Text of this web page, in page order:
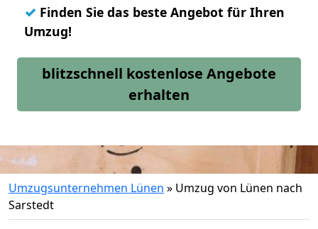
✓ Finden Sie das beste Angebot für Ihren
Umzug!
blitzschnell kostenlose Angebote
erhalten
Umzugsunternehmen Lünen » Umzug von Lünen nach
Sarstedt